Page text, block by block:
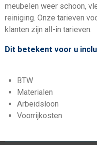
meubelen weer schoon,
reiniging. Onze tarieven
klanten zijn all-in tarieven.
Dit betekent voor u
BTW
Materialen
Arbeidsloon
Voorrijkosten